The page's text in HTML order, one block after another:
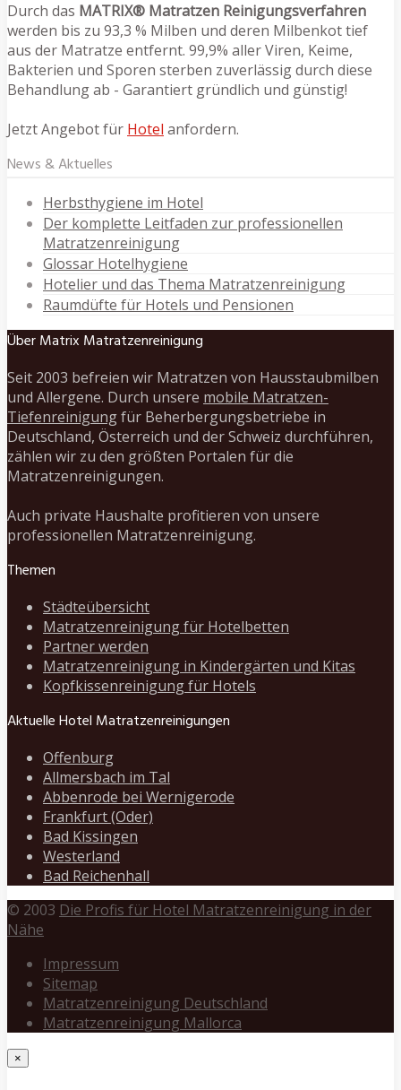
Durch das MATRIX® Matratzen Reinigungsverfahren
werden bis zu 93,3 % Milben und deren Milbenkot tief
aus der Matratze entfernt. 99,9% aller Viren, Keime,
Bakterien und Sporen sterben zuverlässig durch diese
Behandlung ab - Garantiert gründlich und günstig!
Jetzt Angebot für Hotel anfordern.
News & Aktuelles
Herbsthygiene im Hotel
Der komplette Leitfaden zur professionellen
Matratzenreinigung
Glossar Hotelhygiene
Hotelier und das Thema Matratzenreinigung
Raumdüfte für Hotels und Pensionen
Über Matrix Matratzenreinigung
Seit 2003 befreien wir Matratzen von Hausstaubmilben
und Allergene. Durch unsere mobile Matratzen-
Tiefenreinigungfür Beherbergungsbetriebe in
Deutschland, Österreich und der Schweiz durchführen,
zählen wir zu den größten Portalen für die
Matratzenreinigungen.
Auch private Haushalte profitieren von unsere
professionellen Matratzenreinigung.
Themen
Städteübersicht
Matratzenreinigung für Hotelbetten
Partner werden
Matratzenreinigung in Kindergärten und Kitas
Kopfkissenreinigung für Hotels
Aktuelle Hotel Matratzenreinigungen
Offenburg
Allmersbach im Tal
Abbenrode bei Wernigerode
Frankfurt (Oder)
Bad Kissingen
Westerland
Bad Reichenhall
© 2003 Die Profis für Hotel Matratzenreinigung in der
Nähe
Impressum
Sitemap
Matratzenreinigung Deutschland
Matratzenreinigung Mallorca
×